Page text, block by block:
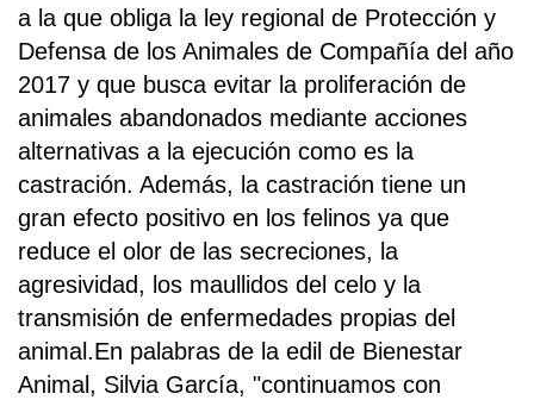
a la que obliga la ley regional de Protección y
Defensa de los Animales de Compañía del año
2017 y que busca evitar la proliferación de
animales abandonados mediante acciones
alternativas a la ejecución como es la
castración. Además, la castración tiene un
gran efecto positivo en los felinos ya que
reduce el olor de las secreciones, la
agresividad, los maullidos del celo y la
transmisión de enfermedades propias del
animal.En palabras de la edil de Bienestar
Animal, Silvia García, "continuamos con